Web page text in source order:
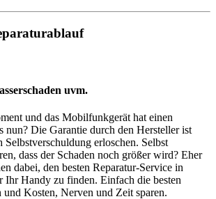
uvm.
und das Mobilfunkgerät hat einen
nun? Die Garantie durch den Hersteller ist
erloschen. Selbst
dass der Schaden noch größer wird? Eher
dabei, den besten Reparatur-Service in
Ihr Handy zu finden. Einfach die besten
Kosten, Nerven und Zeit sparen.